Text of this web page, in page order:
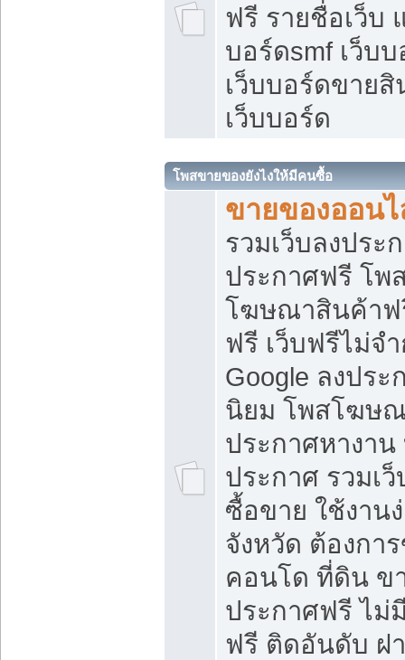
ฟรี รายชื่อเว็บ
บอร์ดsmf เว็บ
เว็บบอร์ดขาย
เว็บบอร์ด
โพสขายของยังไงให้มีคนซื้อ
ขายของออน
รวมเว็บลงประ
ประกาศฟรี โพ
โฆษณาสินค้าฟ
ฟรี เว็บฟรีไม่จ
Google ลงปร
นิยม โพสโฆษ
ประกาศหางาน
ประกาศ รวมเ
ซื้อขาย ใช้งาน
จังหวัด ต้องกา
คอนโด ที่ดิน ข
ประกาศฟรี ไม่
ฟรี ติดอันดับ ฝ